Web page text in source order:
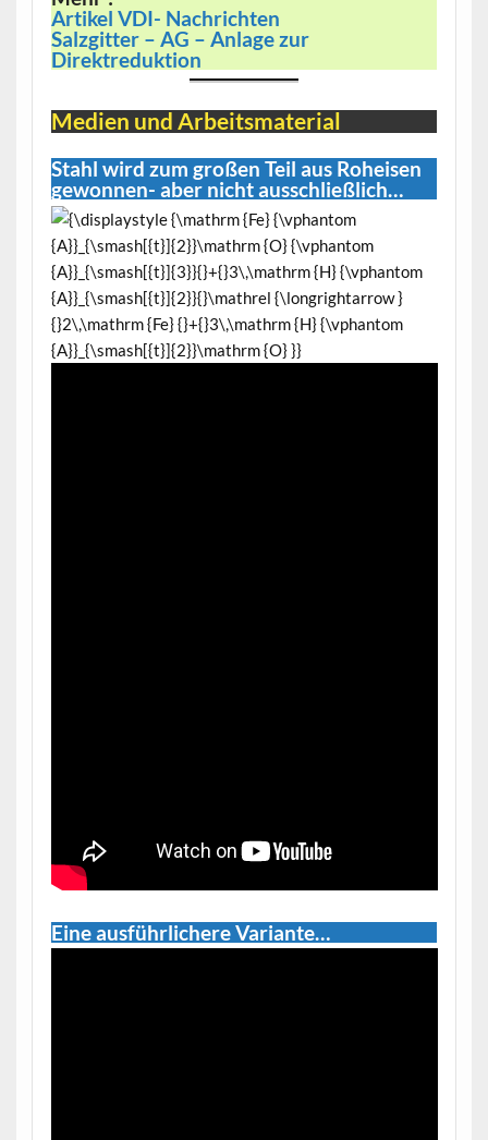
Artikel VDI- Nachrichten
Salzgitter – AG – Anlage zur
Direktreduktion
Medien und Arbeitsmaterial
Stahl wird zum großen Teil aus Roheisen
gewonnen- aber nicht ausschließlich…
Eine ausführlichere Variante…